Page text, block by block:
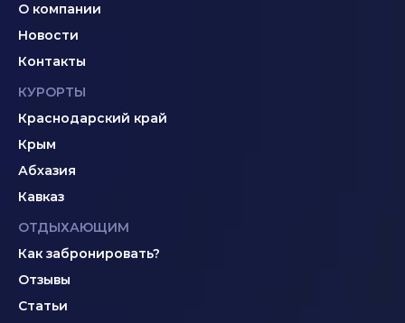
О компании
Новости
Контакты
КУРОРТЫ
Краснодарский край
Крым
Абхазия
Кавказ
ОТДЫХАЮЩИМ
Как забронировать?
Отзывы
Статьи